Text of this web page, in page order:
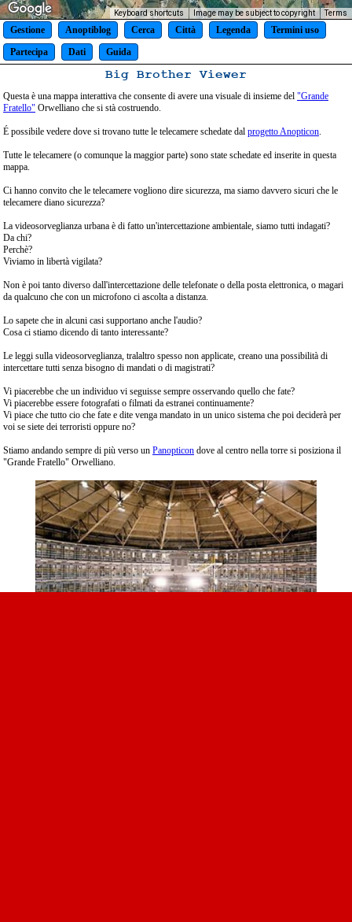
Keyboard shortcuts Image may be subject to copyright Terms
Gestione Anoptiblog Cerca Città Legenda
Termini uso
Partecipa
Dati Guida
Big Brother Viewer
Questa è una mappa interattiva che consente di avere una visuale di insieme del "Grande
Fratello" Orwelliano che si stà costruendo.
É possibile vedere dove si trovano tutte le telecamere schedate dal progetto Anopticon
Tutte le telecamere (o comunque la maggior parte) sono state schedate ed inserite in questa
mappa.
Ci hanno convito che le telecamere vogliono dire sicurezza, ma siamo davvero sicuri che le
telecamere diano sicurezza?
La videosorveglianza urbana è di fatto un'intercettazione ambientale, siamo tutti indagati?
Da chi?
Perchè?
Viviamo in libertà vigilata?
Non è poi tanto diverso dall'intercettazione delle telefonate o della posta elettronica, o magari
da qualcuno che con un microfono ci ascolta a distanza.
Lo sapete che in alcuni casi supportano anche l'audio?
Cosa ci stiamo dicendo di tanto interessante?
Le leggi sulla videosorveglianza, tralaltro spesso non applicate, creano una possibilità di
intercettare tutti senza bisogno di mandati o di magistrati?
Vi piacerebbe che un individuo vi seguisse sempre osservando quello che fate?
Vi piacerebbe essere fotografati o filmati da estranei continuamente?
Vi piace che tutto cio che fate e dite venga mandato in un unico sistema che poi deciderà per
voi se siete dei terroristi oppure no?
Stiamo andando sempre di più verso un Panopticon dove al centro nella torre si posiziona il
"Grande Fratello" Orwelliano.